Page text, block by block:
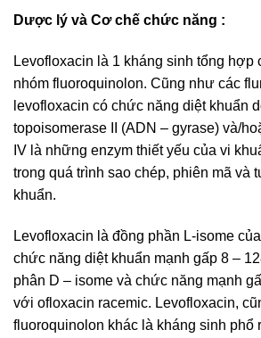
Dược lý và Cơ chế chức năng :
Levofloxacin là 1 kháng sinh tổng hợp
nhóm fluoroquinolon. Cũng như các
levofloxacin có chức năng diệt khuẩn
topoisomerase II (ADN – gyrase) và/
IV là những enzym thiết yếu của vi
trong quá trình sao chép, phiên mã và
khuẩn.
Levofloxacin là đồng phần L-isome
chức năng diệt khuẩn mạnh gấp 8 –
phân D – isome và chức năng mạnh
với ofloxacin racemic. Levofloxacin,
fluoroquinolon khác là kháng sinh phổ